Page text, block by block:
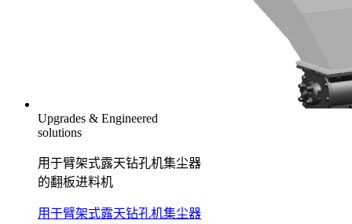
Upgrades & Engineered
solutions
用于臂架式露天钻孔机集尘器
的翻板进料机
用于臂架式露天钻孔机集尘器